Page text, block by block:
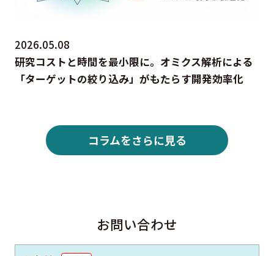
2026.05.08
研究コストと時間を最小限に。オミクス解析による
「ターゲットの絞り込み」がもたらす開発効率化
コラムをさらに見る
お問い合わせ